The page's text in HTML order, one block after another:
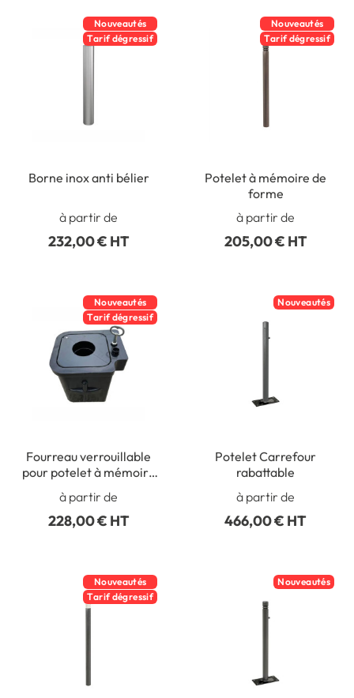
Nouveautés
Tarif dégressif
Borne inox anti bélier
à partir de
232,00 € HT
Nouveautés
Tarif dégressif
Potelet à mémoire de
forme
à partir de
205,00 € HT
Nouveautés
Tarif dégressif
Fourreau verrouillable
pour potelet à mémoire
de forme
à partir de
228,00 € HT
Nouveautés
Potelet Carrefour
rabattable
à partir de
466,00 € HT
Nouveautés
Tarif dégressif
Nouveautés